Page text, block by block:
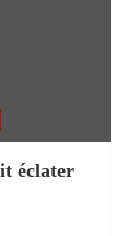
éclater